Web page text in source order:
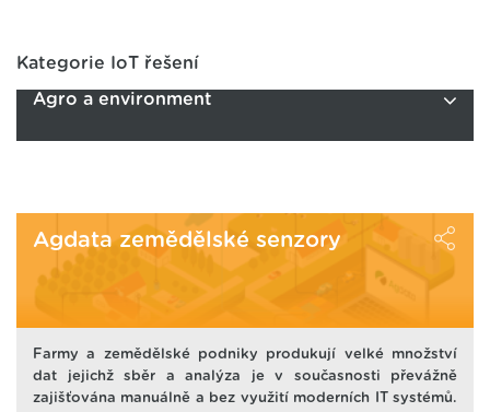
Kategorie IoT řešení
Agro a environment
Agdata zemědělské senzory
Farmy a zemědělské podniky produkují velké množství
dat jejichž sběr a analýza je v současnosti převážně
zajišťována manuálně a bez využití moderních IT systémů.